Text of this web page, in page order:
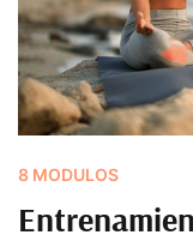
8 MODULOS